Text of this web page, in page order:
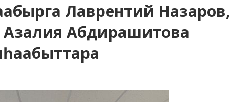
Лаврентий Назаров,
Абдирашитова